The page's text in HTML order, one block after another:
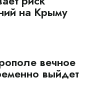
на Крыму
вечное
выйдет